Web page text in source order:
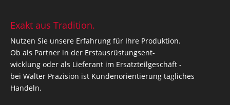
Exakt aus Tradition.
Nutzen Sie unsere Erfahrung für Ihre Produktion.
Ob als Partner in der Erstausrüstungsent-
wicklung oder als Lieferant im Ersatzteilgeschäft -
bei Walter Präzision ist Kundenorientierung tägliches
Handeln.